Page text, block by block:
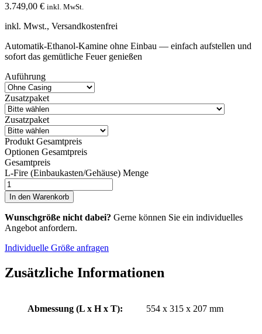
3.749,00 € inkl. MwSt.
inkl. Mwst., Versandkostenfrei
Automatik-Ethanol-Kamine ohne Einbau — einfach aufstellen und
sofort das gemütliche Feuer genießen
Auführung
Zusatzpaket
Zusatzpaket
Produkt Gesamtpreis
Optionen Gesamtpreis
Gesamtpreis
L-Fire (Einbaukasten/Gehäuse) Menge
In den Warenkorb
Wunschgröße nicht dabei? Gerne können Sie ein individuelles
Angebot anfordern.
Individuelle Größe anfragen
Zusätzliche Informationen
Abmessung (L x H x T): 554 x 315 x 207 mm